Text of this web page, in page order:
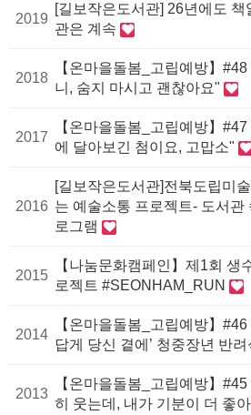
2019
[길보작은도서관] 26년에도 책
관은 계속
2018
【온마을돌봄_고립예방】#48
니, 숨지 마시고 괜찮아요"
2017
【온마을돌봄_고립예방】
에 달아보긴 첨이요, 고맙소"
2016
[길보작은도서관]전북도립미
는 예술소통 프로젝트- 도서관
로그램
2015
【나눔문화캠페인】제1회 생
로젝트 #SEONHAM_RUN
2014
【온마을돌봄_고립예방】
답게 당신 곁에’ 청중장년 반
2013
【온마을돌봄_고립예방】
히 웃는데, 내가 기분이 더 좋